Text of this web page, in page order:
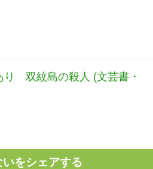
り 双紋島の殺人 (文芸書・
をシェアする